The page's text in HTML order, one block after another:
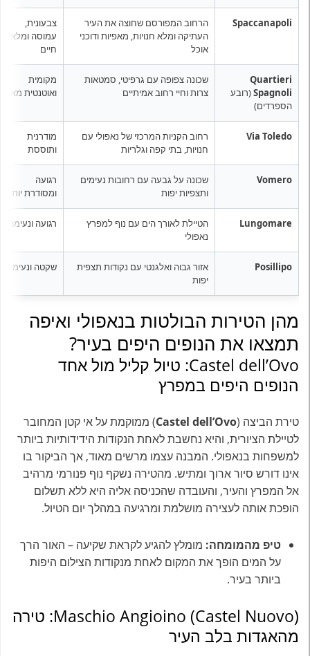
Spaccanapoli
הרחוב המפורסם שחוצה את העיר
העתיקה ומלא חנויות, מאפיות ודוכני
אוכל
צבעונית,
עמוסה ומלאת
חיים
Quartieri
Spagnoli(רובע
הספרדים)
שכונה צפופה עם גרפיטי, סמטאות
צרות וחיי רחוב אמיתיים
מקומית
ואוטנטית מאוד
Via Toledo
רחוב הקניות המרכזי של נאפולי עם
חנויות, בתי קפה וגלריות
מודרנית
ותוססת
Vomero
שכונה על גבעה עם רחובות נעימים
ותצפיות יפות
רגועה
ומסודרת יותר
Lungomare
הטיילת לאורך הים עם נוף למפרץ
נאפולי
רגועה ונעימה
Posillipo
אזור גבוה ואלגנטי עם נקודות תצפית
יפות
שקטה ונעימה
מהן הטירות הבולטות בנאפולי ואיפה
תמצאו את הנופים היפים בעיר?
Castel dell’Ovo: טיול קליל מול אחד
הנופים היפים במפרץ
טירת הביצה (Castel dell’Ovo) ממוקמת על אי קטן המחובר
לטיילת הציורית, והיא נחשבת לאחת הנקודות הידידותיות ביותר
למשפחות בנאפולי. המבנה עצמו מרשים מאוד, אך הביקור בו
אינו דורש סיור ארוך ומתיש. מהטירה נשקף נוף פנורמי מרהיב
אל המפרץ והעיר, והעובדה שהכניסה אליה היא ללא תשלום
הופכת אותה לעצירה מושלמת ומרגיעה במהלך יום הטיול.
טיפ מהמומחה: מומלץ להגיע לקראת שקיעה – האור הרך
על המים הופך את המקום לאחת מנקודות הצילום היפות
ביותר בעיר.
Maschio Angioino (Castel Nuovo): טירה
מהאגדות בלב העיר